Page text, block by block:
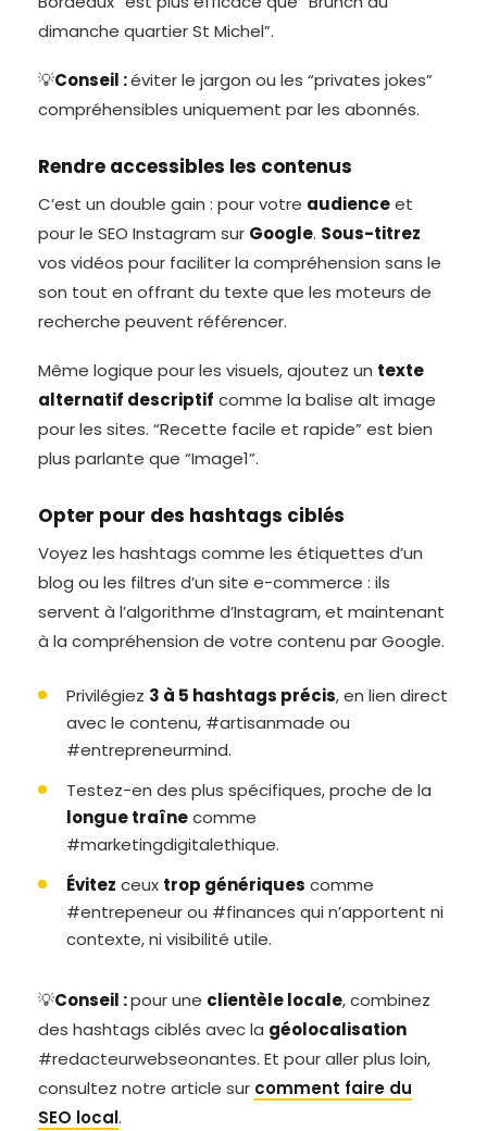
dimanche quartier St Michel”.
💡Conseil :éviter le jargon ou les “privates jokes”
compréhensibles uniquement par les abonnés.
Rendre accessibles les contenus
C’est un double gain : pour votre audienceet
pour le SEO Instagram sur Google. Sous-titrez
vos vidéos pour faciliter la compréhension sans le
son tout en offrant du texte que les moteurs de
recherche peuvent référencer.
Même logique pour les visuels, ajoutez un texte
alternatif descriptif comme la balise alt image
pour les sites. “Recette facile et rapide” est bien
plus parlante que “Image1”.
Opter pour des hashtags ciblés
Voyez les hashtags comme les étiquettes d’un
blog ou les filtres d’un site e-commerce : ils
servent à l’algorithme d’Instagram, et maintenant
à la compréhension de votre contenu par Google.
Privilégiez 3 à 5 hashtags précis, en lien direct
avec le contenu, #artisanmade ou
#entrepreneurmind.
Testez-en des plus spécifiques, proche de la
longue traînecomme
#marketingdigitalethique.
Évitez ceux trop génériques comme
#entrepeneur ou #finances qui n’apportent ni
contexte, ni visibilité utile.
💡Conseil :pour une clientèle locale, combinez
des hashtags ciblés avec la géolocalisation
#redacteurwebseonantes. Et pour aller plus loin,
consultez notre article sur comment faire du
SEO local.